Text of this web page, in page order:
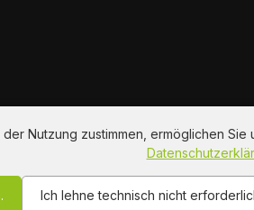
Nutzung zustimmen, ermöglichen
Ich lehne technisch nicht